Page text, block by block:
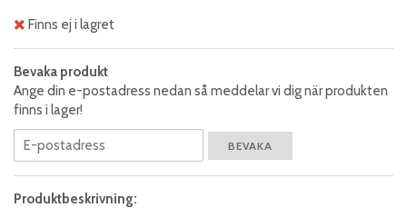
Finns ej i lagret
Bevaka produkt
Ange din e-postadress nedan så meddelar vi dig när produkten
finns i lager!
BEVAKA
Produktbeskrivning: